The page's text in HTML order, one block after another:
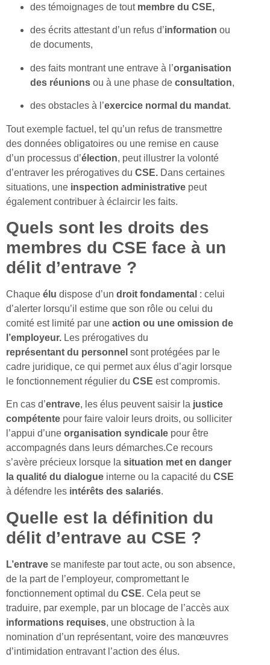
des témoignages de tout membre du CSE,
des écrits attestant d’un refus d’information ou
de documents,
des faits montrant une entrave à l’organisation
des réunions ou à une phase de consultation,
des obstacles à l’exercice normal du mandat.
Tout exemple factuel, tel qu’un refus de transmettre
des données obligatoires ou une remise en cause
d’un processus d’élection, peut illustrer la volonté
d’entraver les prérogatives du CSE. Dans certaines
situations, une inspection administrative peut
également contribuer à éclaircir les faits.
Quels sont les droits des
membres du CSE face à un
délit d’entrave ?
Chaque élu dispose d’un droit fondamental : celui
d’alerter lorsqu’il estime que son rôle ou celui du
comité est limité par une action ou une omission de
l’employeur. Les prérogatives du
représentant du personnel sont protégées par le
cadre juridique, ce qui permet aux élus d’agir lorsque
le fonctionnement régulier du CSE est compromis.
En cas d’entrave, les élus peuvent saisir la justice
compétente pour faire valoir leurs droits, ou solliciter
l’appui d’une organisation syndicale pour être
accompagnés dans leurs démarches.Ce recours
s’avère précieux lorsque la situation met en danger
la qualité du dialogue interne ou la capacité du CSE
à défendre les intérêts des salariés.
Quelle est la définition du
délit d’entrave au CSE ?
L’entrave se manifeste par tout acte, ou son absence,
de la part de l’employeur, compromettant le
fonctionnement optimal du CSE. Cela peut se
traduire, par exemple, par un blocage de l’accès aux
informations requises, une obstruction à la
nomination d’un représentant, voire des manœuvres
d’intimidation entravant l’action des élus.